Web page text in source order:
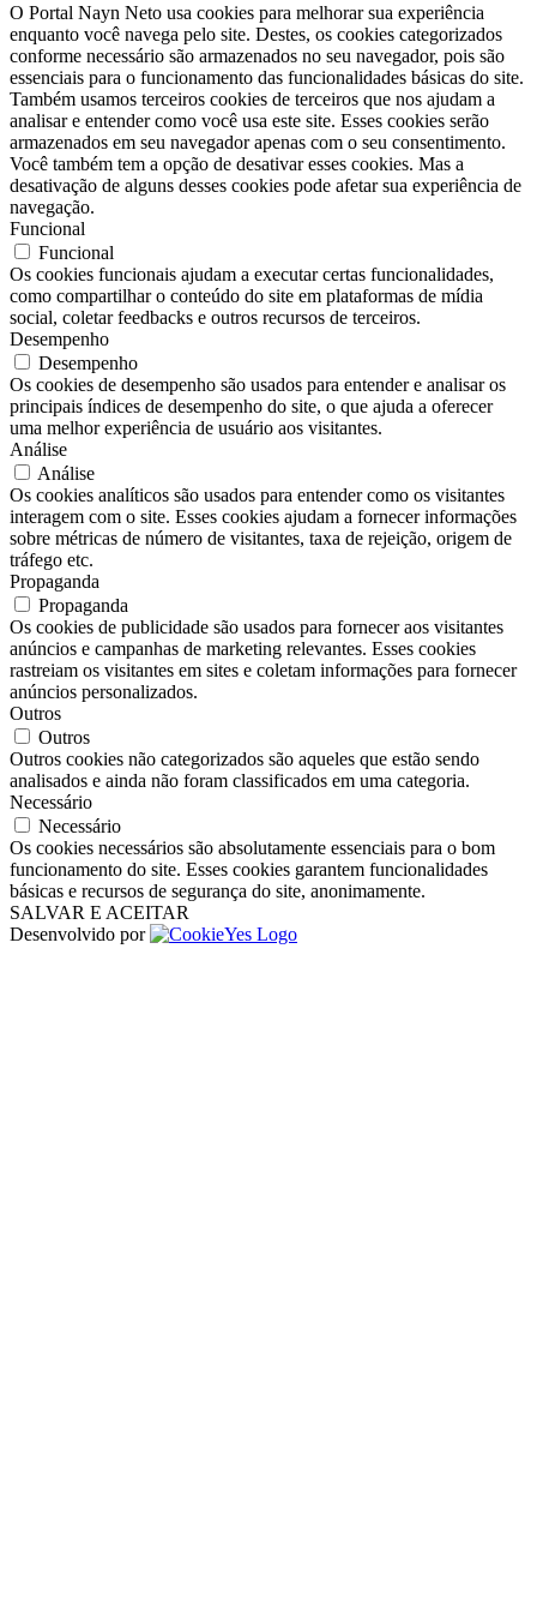
O Portal Nayn Neto usa cookies para melhorar sua experiência
enquanto você navega pelo site. Destes, os cookies categorizados
conforme necessário são armazenados no seu navegador, pois são
essenciais para o funcionamento das funcionalidades básicas do site.
Também usamos terceiros cookies de terceiros que nos ajudam a
analisar e entender como você usa este site. Esses cookies serão
armazenados em seu navegador apenas com o seu consentimento.
Você também tem a opção de desativar esses cookies. Mas a
desativação de alguns desses cookies pode afetar sua experiência de
navegação.
Funcional
Funcional
Os cookies funcionais ajudam a executar certas funcionalidades,
como compartilhar o conteúdo do site em plataformas de mídia
social, coletar feedbacks e outros recursos de terceiros.
Desempenho
Desempenho
Os cookies de desempenho são usados ​​para entender e analisar os
principais índices de desempenho do site, o que ajuda a oferecer
uma melhor experiência de usuário aos visitantes.
Análise
Análise
Os cookies analíticos são usados ​​para entender como os visitantes
interagem com o site. Esses cookies ajudam a fornecer informações
sobre métricas de número de visitantes, taxa de rejeição, origem de
tráfego etc.
Propaganda
Propaganda
Os cookies de publicidade são usados ​​para fornecer aos visitantes
anúncios e campanhas de marketing relevantes. Esses cookies
rastreiam os visitantes em sites e coletam informações para fornecer
anúncios personalizados.
Outros
Outros
Outros cookies não categorizados são aqueles que estão sendo
analisados ​​e ainda não foram classificados em uma categoria.
Necessário
Necessário
Os cookies necessários são absolutamente essenciais para o bom
funcionamento do site. Esses cookies garantem funcionalidades
básicas e recursos de segurança do site, anonimamente.
SALVAR E ACEITAR
Desenvolvido por